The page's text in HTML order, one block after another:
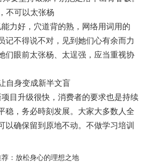
不可以太张杨
力好，穴道背的熟，网络用词用的
记不得说不对，见到她们心有余而力
们眼前太张杨、太逞强，应当重视协
自身变成新半文盲
目升级很快，消费者的要求也是持续
稳，务必時刻发展。大家大多数人全
以确保留到原地不动。不做学习培训
：放松身心的理想之地